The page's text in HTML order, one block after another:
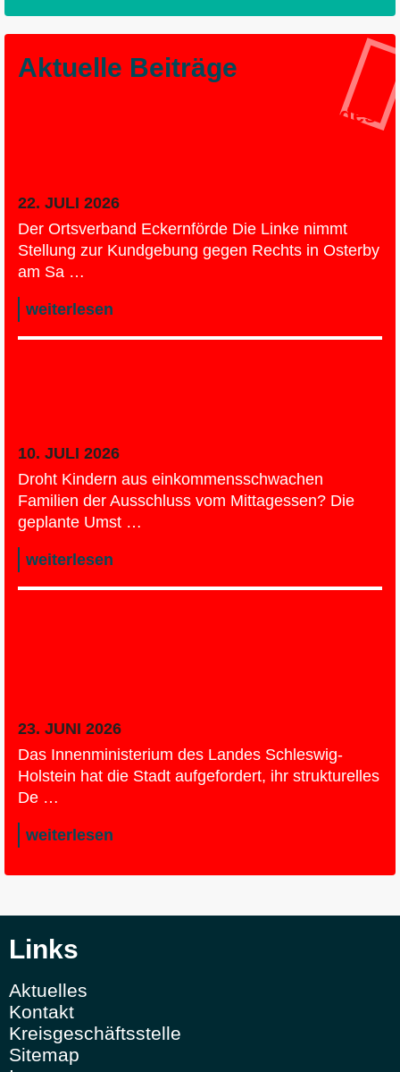
Aktuelle Beiträge
Pressemeldung des Ortsverbandes
22. JULI 2026
Der Ortsverband Eckernförde Die Linke nimmt
Stellung zur Kundgebung gegen Rechts in Osterby
am Sa …
weiterlesen
10. JULI 2026
Droht Kindern aus einkommensschwachen
Familien der Ausschluss vom Mittagessen? Die
geplante Umst …
weiterlesen
23. JUNI 2026
Das Innenministerium des Landes Schleswig-
Holstein hat die Stadt aufgefordert, ihr strukturelles
De …
weiterlesen
Links
Aktuelles
Kontakt
Kreisgeschäftsstelle
Sitemap